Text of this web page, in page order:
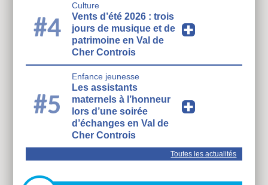
#4
Culture
Vents d’été 2026 : trois
jours de musique et de
patrimoine en Val de
Cher Controis
#5
Enfance jeunesse
Les assistants
maternels à l’honneur
lors d’une soirée
d’échanges en Val de
Cher Controis
Toutes les actualités